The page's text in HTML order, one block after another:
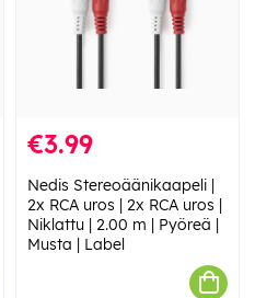
€3.99
Nedis Stereoäänikaapeli |
2x RCA uros | 2x RCA uros |
Niklattu | 2.00 m | Pyöreä |
Musta | Label